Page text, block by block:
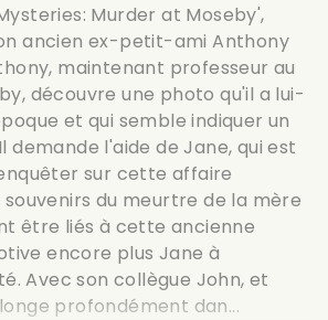
Murder at Moseby',
ancien ex-petit-ami Anthony
maintenant professeur au
découvre une photo qu'il a lui-
et qui semble indiquer un
demande l'aide de Jane, qui est
sur cette affaire
souvenirs du meurtre de la mère
être liés à cette ancienne
encore plus Jane à
Avec son collègue John, et
profondément dan...